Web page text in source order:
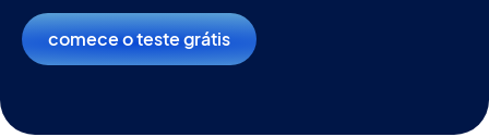
comece o teste grátis